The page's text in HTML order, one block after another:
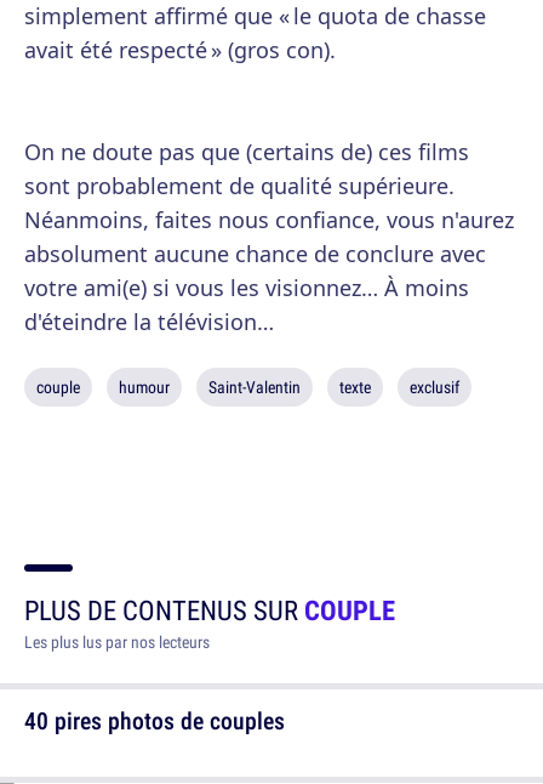
simplement affirmé que « le quota de chasse
avait été respecté » (gros con).
On ne doute pas que (certains de) ces films
sont probablement de qualité supérieure.
Néanmoins, faites nous confiance, vous n'aurez
absolument aucune chance de conclure avec
votre ami(e) si vous les visionnez… À moins
d'éteindre la télévision…
couple humour Saint-Valentin texte exclusif
PLUS DE CONTENUS SURCOUPLE
Les plus lus par nos lecteurs
40 pires photos de couples